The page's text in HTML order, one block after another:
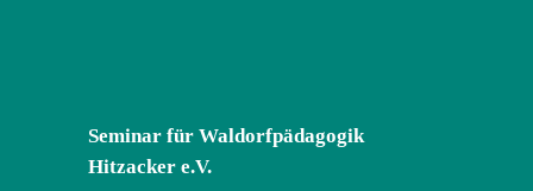
Seminar für Waldorfpädagogik
Hitzacker e.V.